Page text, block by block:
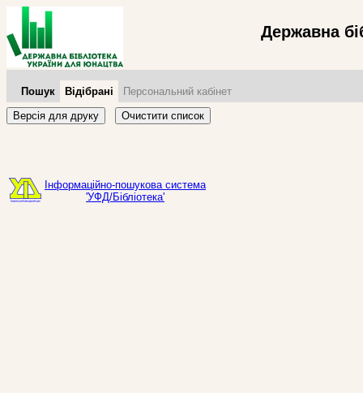
Державна
Пошук Відібрані
Персональний кабінет
Версія для друку
Очистити список
Інформаційно-пошукова система
'УФД/Бібліотека'